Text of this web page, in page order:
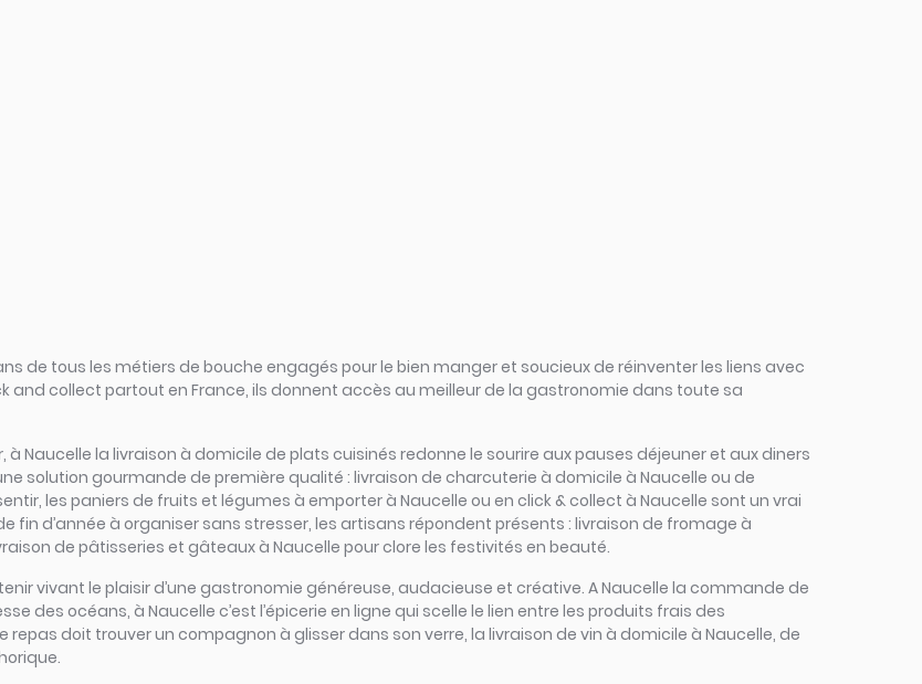
de tous les métiers de bouche engagés pour le bien manger et soucieux de réinventer les liens avec
and collect partout en France, ils donnent accès au meilleur de la gastronomie dans toute sa
Naucelle la livraison à domicile de plats cuisinés redonne le sourire aux pauses déjeuner et aux diners
solution gourmande de première qualité : livraison de charcuterie à domicile à Naucelle ou de
les paniers de fruits et légumes à emporter à Naucelle ou en click & collect à Naucelle sont un vrai
fin d’année à organiser sans stresser, les artisans répondent présents : livraison de fromage à
de pâtisseries et gâteaux à Naucelle pour clore les festivités en beauté.
vivant le plaisir d’une gastronomie généreuse, audacieuse et créative. A Naucelle la commande de
des océans, à Naucelle c’est l’épicerie en ligne qui scelle le lien entre les produits frais des
doit trouver un compagnon à glisser dans son verre, la livraison de vin à domicile à Naucelle, de